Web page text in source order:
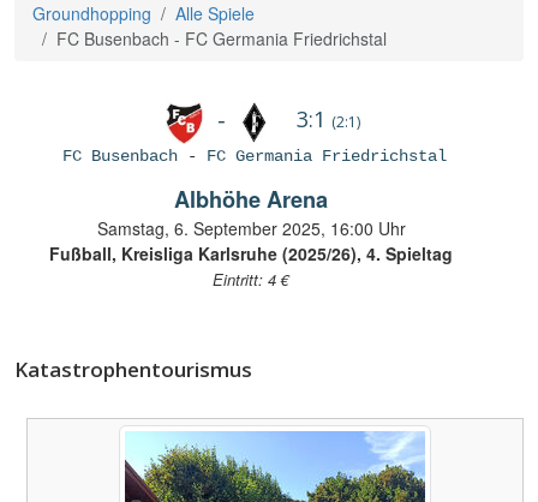
Groundhopping
Alle Spiele
FC Busenbach - FC Germania Friedrichstal
- 3:1 (2:1)
FC Busenbach- FC Germania Friedrichstal
Albhöhe Arena
Samstag, 6. September 2025, 16:00 Uhr
Fußball, Kreisliga Karlsruhe (2025/26), 4. Spieltag
Eintritt: 4 €
Katastrophentourismus